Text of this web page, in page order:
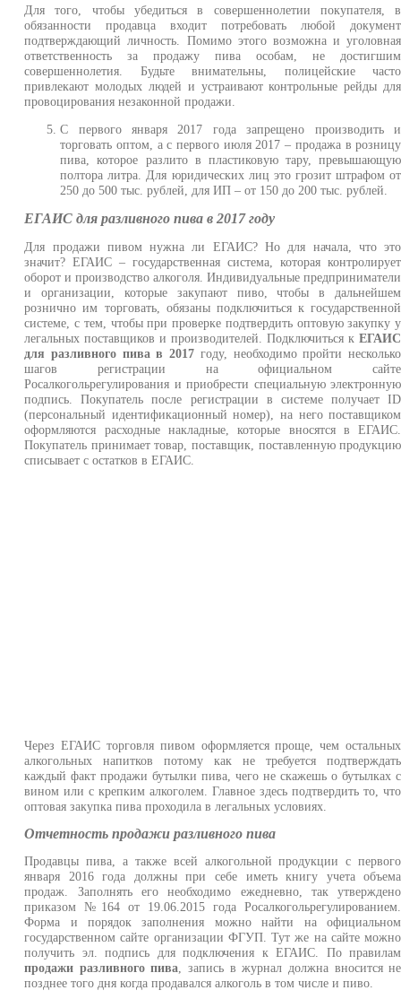
Для того, чтобы убедиться в совершеннолетии покупателя, в
обязанности продавца входит потребовать любой документ
подтверждающий личность. Помимо этого возможна и уголовная
ответственность за продажу пива особам, не достигшим
совершеннолетия. Будьте внимательны, полицейские часто
привлекают молодых людей и устраивают контрольные рейды для
провоцирования незаконной продажи.
С первого января 2017 года запрещено производить и
торговать оптом, а с первого июля 2017 – продажа в розницу
пива, которое разлито в пластиковую тару, превышающую
полтора литра. Для юридических лиц это грозит штрафом от
250 до 500 тыс. рублей, для ИП – от 150 до 200 тыс. рублей.
ЕГАИС для разливного пива в 2017 году
Для продажи пивом нужна ли ЕГАИС? Но для начала, что это
значит? ЕГАИС – государственная система, которая контролирует
оборот и производство алкоголя. Индивидуальные предприниматели
и организации, которые закупают пиво, чтобы в дальнейшем
рознично им торговать, обязаны подключиться к государственной
системе, с тем, чтобы при проверке подтвердить оптовую закупку у
легальных поставщиков и производителей. Подключиться кЕГАИС
для разливного пива в 2017 году, необходимо пройти несколько
шагов регистрации на официальном сайте
Росалкогольрегулирования и приобрести специальную электронную
подпись. Покупатель после регистрации в системе получает ID
(персональный идентификационный номер), на него поставщиком
оформляются расходные накладные, которые вносятся в ЕГАИС.
Покупатель принимает товар, поставщик, поставленную продукцию
списывает с остатков в ЕГАИС.
Через ЕГАИС торговля пивом оформляется проще, чем остальных
алкогольных напитков потому как не требуется подтверждать
каждый факт продажи бутылки пива, чего не скажешь о бутылках с
вином или с крепким алкоголем. Главное здесь подтвердить то, что
оптовая закупка пива проходила в легальных условиях.
Отчетность продажи разливного пива
Продавцы пива, а также всей алкогольной продукции с первого
января 2016 года должны при себе иметь книгу учета объема
продаж. Заполнять его необходимо ежедневно, так утверждено
приказом №164 от 19.06.2015 года Росалкогольрегулированием.
Форма и порядок заполнения можно найти на официальном
государственном сайте организации ФГУП. Тут же на сайте можно
получить эл. подпись для подключения к ЕГАИС. По правилам
продажи разливного пива, запись в журнал должна вносится не
позднее того дня когда продавался алкоголь в том числе и пиво.